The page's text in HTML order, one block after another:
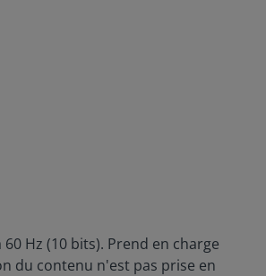
Hz (10 bits). Prend en charge
du contenu n'est pas prise en